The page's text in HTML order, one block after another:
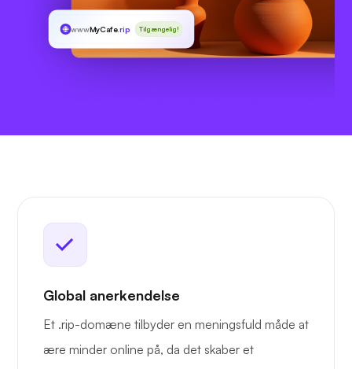
wwwMyCafe.rip Tilgængelig!
Global anerkendelse
Et .rip-domæne tilbyder en meningsfuld måde at
ære minder online på, da det skaber et